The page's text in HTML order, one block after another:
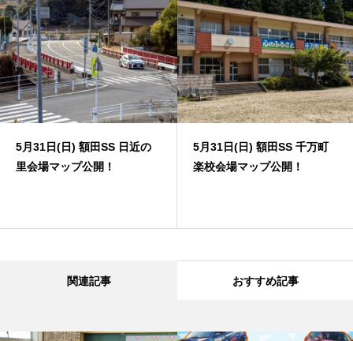
5月31日(日) 額田SS 日近の
里会場マップ公開！
5月31日(日) 額田SS 千万町
楽校会場マップ公開！
関連記事 おすすめ記事